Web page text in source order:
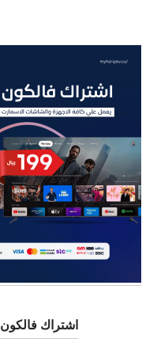
اشتراك فالكون FALCON – ستة أشهر